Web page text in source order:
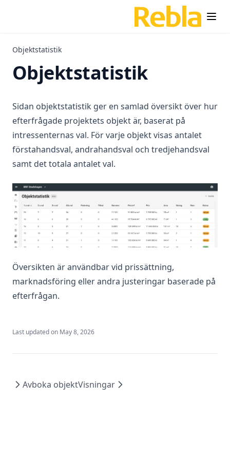
Filtrera intressenter
Ändra intresseval
Ändra formulärtexter
Anpassa typsnitt och färg
Bekräftelsemejl för formuläret
Länka till formuläret
Formulär-widget
Skicka nyhetsbrev
Statistik och historik
Mejlmallar
Mejlnotiser vid ny anmälan
SMS
Koppla till Verified
Hantera avtalsmallar
Arbeta med flera användare
Kommentarer och förfallodatum
Objektstatistik
Objektstatistik
Sidan objektstatistik ger en samlad översikt över hur
efterfrågade projektets objekt är, baserat på
intressenternas val. För varje objekt visas antalet
förstahandsval, andrahandsval och tredjehandsval
samt det totala antalet val.
Översikten är användbar vid prissättning,
marknadsföring eller andra justeringar baserade på
efterfrågan.
Last updated on May 8, 2026
Avboka objektVisningar